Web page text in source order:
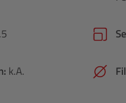
k.A.